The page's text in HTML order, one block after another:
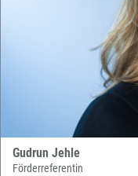
Gudrun Jehle
Förderreferentin